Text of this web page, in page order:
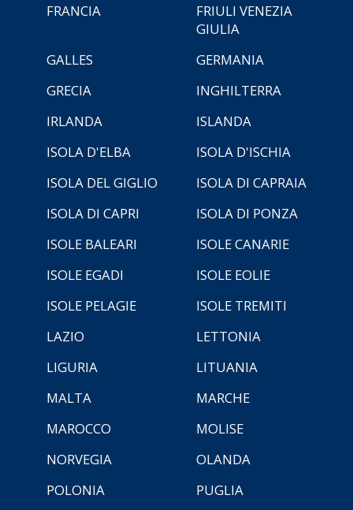
FRANCIA
FRIULI VENEZIA
GIULIA
GALLES
GERMANIA
GRECIA
INGHILTERRA
IRLANDA
ISLANDA
ISOLA D'ELBA
ISOLA D'ISCHIA
ISOLA DEL GIGLIO
ISOLA DI CAPRAIA
ISOLA DI CAPRI
ISOLA DI PONZA
ISOLE BALEARI
ISOLE CANARIE
ISOLE EGADI
ISOLE EOLIE
ISOLE PELAGIE
ISOLE TREMITI
LAZIO
LETTONIA
LIGURIA
LITUANIA
MALTA
MARCHE
MAROCCO
MOLISE
NORVEGIA
OLANDA
POLONIA
PUGLIA